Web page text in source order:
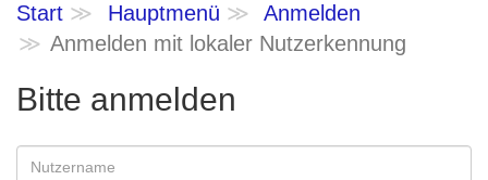
Start Hauptmenü
Anmelden
Anmelden mit lokaler Nutzerkennung
Bitte anmelden